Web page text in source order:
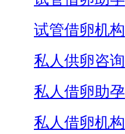
试管借卵机构
私人供卵咨询
私人借卵助孕
私人借卵机构